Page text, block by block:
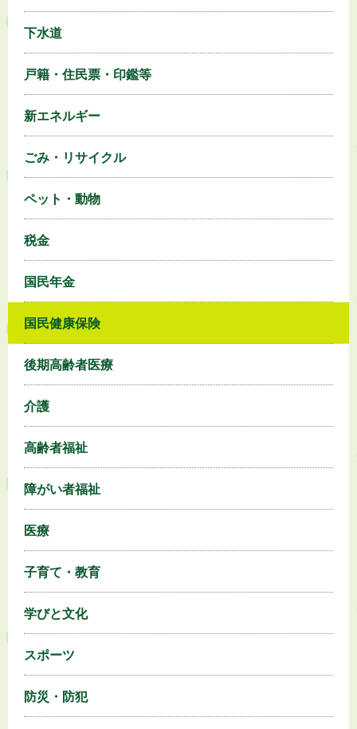
下水道
戸籍・住民票・印鑑等
新エネルギー
ごみ・リサイクル
ペット・動物
税金
国民年金
国民健康保険
後期高齢者医療
介護
高齢者福祉
障がい者福祉
医療
子育て・教育
学びと文化
スポーツ
防災・防犯